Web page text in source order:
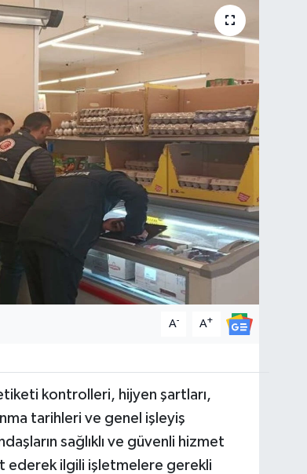
A- A+
kontrolleri, hijyen şartları,
tarihleri ve genel işleyiş
sağlıklı ve güvenli hizmet
ederek ilgili işletmelere gerekli